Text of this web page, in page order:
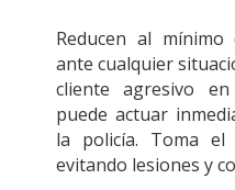
Reducen al
ante cualquier
cliente agresivo
puede actuar
la policía. Toma
evitando lesiones y